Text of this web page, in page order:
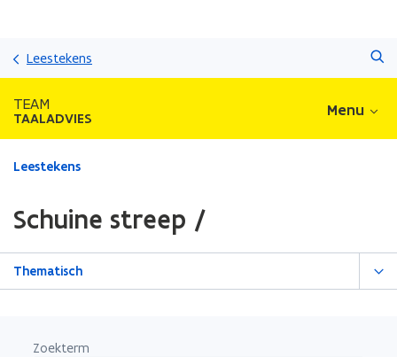
Leestekens
TEAM
TAALADVIES Menu
Gedaan
zich
op:
Schuine
Leestekens
Schuine streep /
Thematisch
Zoekterm